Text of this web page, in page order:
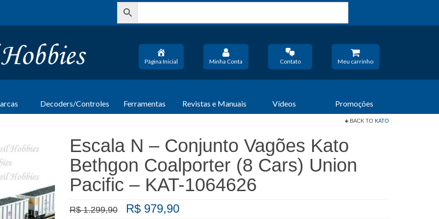
Página Inicial Minha Conta Contato Meu carrinho
Decoders/Controles Ferramentas Revistas e Manuais Vídeos Promoções
BACK TO KATO
Escala N – Conjunto Vagões Kato
Bethgon Coalporter (8 Cars) Union
Pacific – KAT-1064626
R$1.299,90 O
R$979,90O